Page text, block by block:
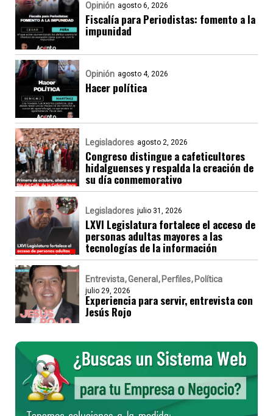
Opinión agosto 6, 2026
Fiscalía para Periodistas: fomento a la
impunidad
Opinión agosto 4, 2026
Hacer política
Legisladores agosto 2, 2026
Congreso distingue a cafeticultores
hidalguenses y respalda la creación de
su día conmemorativo
Legisladores julio 31, 2026
LXVI Legislatura fortalece el acceso de
personas adultas mayores a las
tecnologías de la información
Entrevista General Perfiles Política
julio 29, 2026
Experiencia para servir, entrevista con
Jesús Rojo